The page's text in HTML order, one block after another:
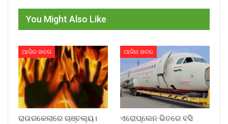
You Might Also Like
ଆଜିର ଖବର
ରାଉରକେଲାରେ ଚାଞ୍ଚଲ୍ୟ।
ଆଜିର ଖବର
ଏରୋପ୍ଲେନ ଭିତରେ ବସି